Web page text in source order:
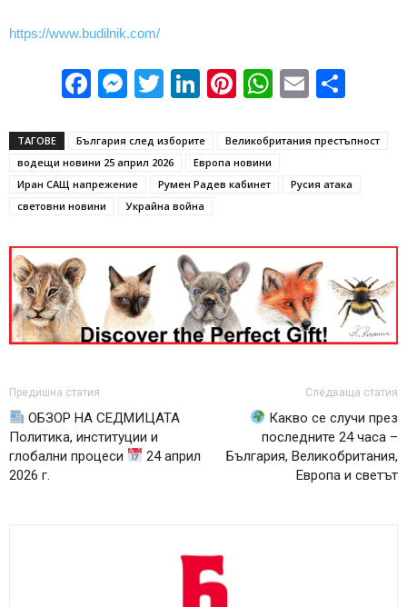
https://www.budilnik.com/
Facebook
Messenger
Twitter
LinkedIn
Pinterest
WhatsApp
Email
ТАГОВЕ България след изборите
Великобритания престъпност
водещи новини 25 април 2026
Европа новини
Иран САЩ напрежение
Румен Радев кабинет
Русия атака
световни новини
Украйна война
Предишна статия
ОБЗОР НА СЕДМИЦАТА
Политика, институции и
глобални процеси
24 април
2026 г.
Следваща статия
Какво се случи през
последните 24 часа –
България, Великобритания,
Европа и светът